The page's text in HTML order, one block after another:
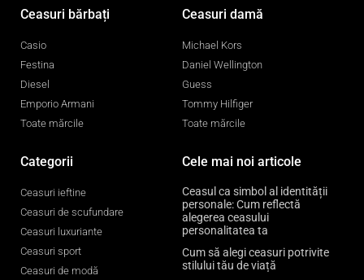
Ceasuri bărbați
Casio
Festina
Diesel
Emporio Armani
Toate mărcile
Ceasuri damă
Michael Kors
Daniel Wellington
Guess
Tommy Hilfiger
Toate mărcile
Categorii
Ceasuri ieftine
Ceasuri de scufundare
Ceasuri luxuriante
Ceasuri sport
Ceasuri de modă
Cele mai noi articole
Ceasul ca simbol al identității
personale: Cum reflectă
alegerea ceasului
personalitatea ta
Cum să alegi ceasuri potrivite
stilului tău de viață